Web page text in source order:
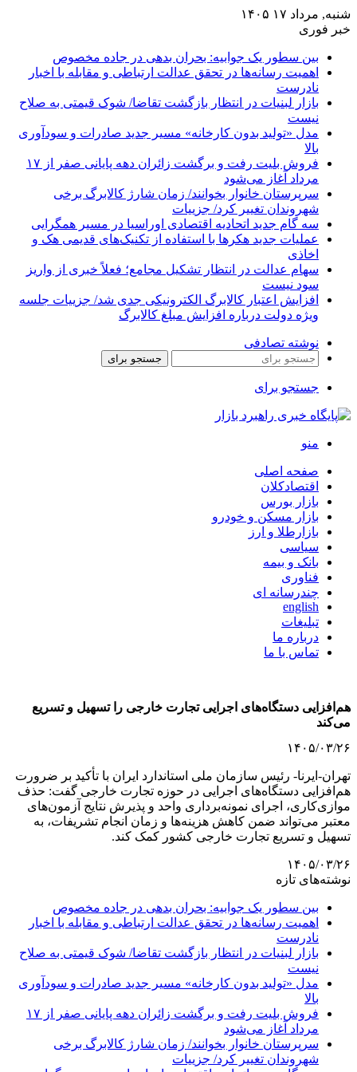
شنبه, مرداد ۱۷ ۱۴۰۵
خبر فوری
بین سطور یک جوابیه: بحران بدهی در جاده مخصوص
اهمیت رسانه‌ها در تحقق عدالت ارتباطی و مقابله با اخبار
نادرست
بازار لبنیات در انتظار بازگشت تقاضا/ شوک قیمتی به صلاح
نیست
مدل «تولید بدون کارخانه» مسیر جدید صادرات و سودآوری
بالا
فروش بلیت رفت و برگشت زائران دهه پایانی صفر از ۱۷
مرداد آغاز می‌شود
سرپرستان خانوار بخوانند/ زمان شارژ کالابرگ برخی
شهروندان تغییر کرد/ جزییات
سه گام جدید اتحادیه اقتصادی اوراسیا در مسیر همگرایی
عملیات جدید هکرها با استفاده از تکنیک‌های قدیمی هک و
اخاذی
سهام عدالت در انتظار تشکیل مجامع؛ فعلاً خبری از واریز
سود نیست
افزایش اعتبار کالابرگ الکترونیکی جدی شد/ جزییات جلسه
ویژه دولت درباره افزایش مبلغ کالابرگ
نوشته تصادفی
جستجو برای
جستجو برای
منو
صفحه اصلی
اقتصادکلان
بازار بورس
بازار مسکن و خودرو
بازارطلا و ارز
سیاسی
بانک و بیمه
فناوری
چندرسانه ای
english
تبلیغات
درباره ما
تماس با ما
هم‌افزایی دستگاه‌های اجرایی تجارت خارجی را تسهیل و تسریع
می‌کند
۱۴۰۵/۰۳/۲۶
تهران-ایرنا- رئیس سازمان ملی استاندارد ایران با تأکید بر ضرورت
هم‌افزایی دستگاه‌های اجرایی در حوزه تجارت خارجی گفت: حذف
موازی‌کاری، اجرای نمونه‌برداری واحد و پذیرش نتایج آزمون‌های
معتبر می‌تواند ضمن کاهش هزینه‌ها و زمان انجام تشریفات، به
تسهیل و تسریع تجارت خارجی کشور کمک کند.
۱۴۰۵/۰۳/۲۶
نوشته‌های تازه
بین سطور یک جوابیه: بحران بدهی در جاده مخصوص
اهمیت رسانه‌ها در تحقق عدالت ارتباطی و مقابله با اخبار
نادرست
بازار لبنیات در انتظار بازگشت تقاضا/ شوک قیمتی به صلاح
نیست
مدل «تولید بدون کارخانه» مسیر جدید صادرات و سودآوری
بالا
فروش بلیت رفت و برگشت زائران دهه پایانی صفر از ۱۷
مرداد آغاز می‌شود
سرپرستان خانوار بخوانند/ زمان شارژ کالابرگ برخی
شهروندان تغییر کرد/ جزییات